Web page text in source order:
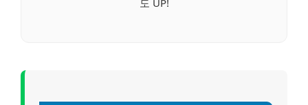
도 UP!